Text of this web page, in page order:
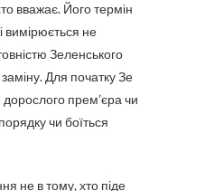
вважає. Його термін
вимірюється не
Зеленського
Для початку Зе
дорослого прем’єра чи
чи боїться
не в тому, хто піде